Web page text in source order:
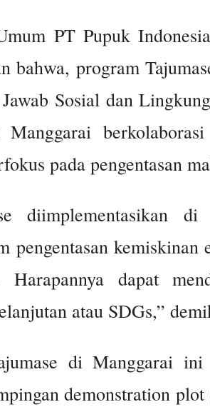
PT Pupuk
bahwa, program
Sosial dan
berkolaborasi
pada pengentasan
diimplementasikan
pengentasan
Harapannya dapat
atau SDGs,”
di Manggarai
demonstration